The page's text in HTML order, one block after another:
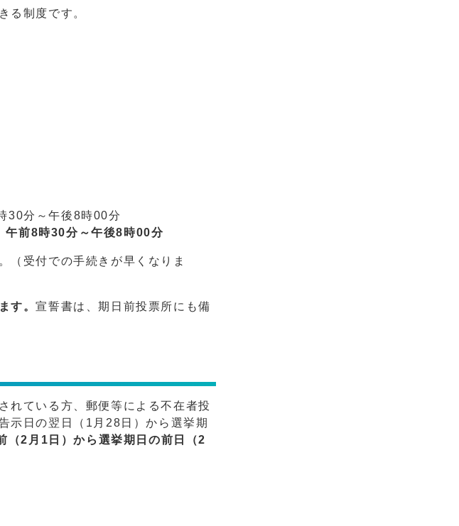
る制度です。
30分～午後8時00分
前8時30分～午後8時00分
（受付での手続きが早くなりま
す。宣誓書は、期日前投票所にも備
れている方、郵便等による不在者投
示日の翌日（1月28日）から選挙期
（2月1日）から選挙期日の前日（2